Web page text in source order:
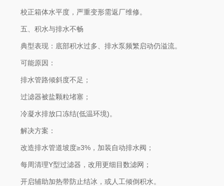
校正箱体水平度，严重变形需返厂维修。
五、积水与排水不畅
典型表现：底部积水过多、排水泵频繁启动仍溢流。
可能原因：
排水管路倾斜度不足；
过滤器被盐颗粒堵塞；
冷凝水排放口冻结(低温环境)。
解决方案：
改造排水管道坡度≥3%，加装自动排水阀；
每周清理Y型过滤器，改用更细目数滤网；
开启辅助加热带防止结冰，或人工倾倒积水。